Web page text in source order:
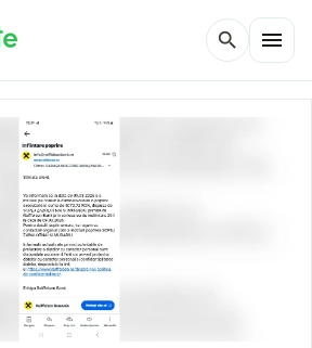
search menu